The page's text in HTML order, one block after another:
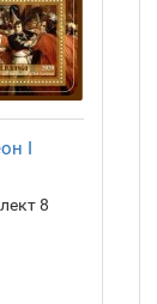
I
8